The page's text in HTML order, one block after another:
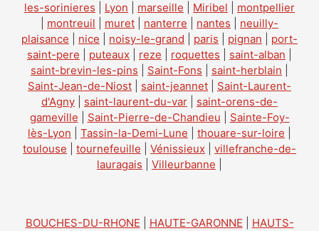
les-sorinieres
Lyon marseille Miribel
montpellier
montreuil muret nanterre nantes
neuilly-
plaisance
nice noisy-le-grand paris pignan
port-
saint-pere
puteaux reze roquettes saint-alban
saint-brevin-les-pins
Saint-Fons saint-herblain
Saint-Jean-de-Niost
saint-jeannet
Saint-Laurent-
d'Agny
saint-laurent-du-var
saint-orens-de-
gameville
Saint-Pierre-de-Chandieu
Sainte-Foy-
lès-Lyon
Tassin-la-Demi-Lune thouare-sur-loire
toulouse
tournefeuille Vénissieux
villefranche-de-
lauragais
Villeurbanne
BOUCHES-DU-RHONE HAUTE-GARONNE
HAUTS-